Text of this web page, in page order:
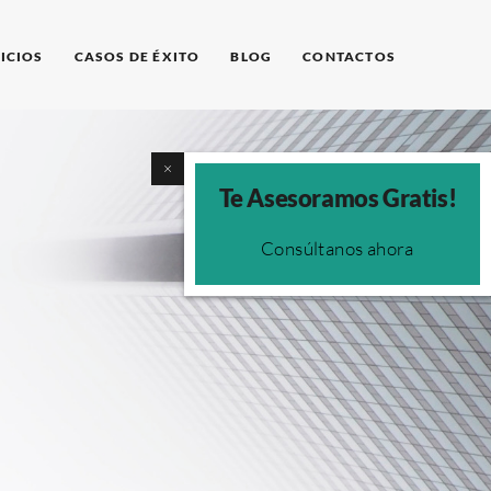
CASOS DE ÉXITO BLOG CONTACTOS
×
Te Asesoramos Gratis!
Consúltanos ahora